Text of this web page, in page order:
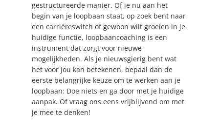
gestructureerde manier. Of je nu aan het
begin van je loopbaan staat, op zoek bent naar
een carrièreswitch of gewoon wilt groeien in je
huidige functie, loopbaancoaching is een
instrument dat zorgt voor nieuwe
mogelijkheden. Als je nieuwsgierig bent wat
het voor jou kan betekenen, bepaal dan de
eerste belangrijke keuze om te werken aan je
loopbaan: Doe niets en ga door met je huidige
aanpak. Of vraag ons eens vrijblijvend om met
je mee te denken!